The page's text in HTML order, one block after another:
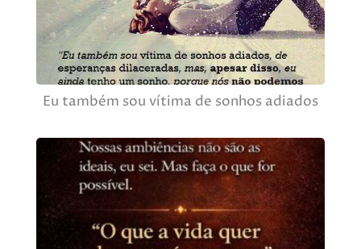
Eu também sou vítima de sonhos adiados